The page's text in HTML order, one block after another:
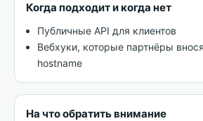
Когда подходит и когда нет
Публичные API для клиентов
Вебхуки, которые партнёры
hostname
На что обратить внимание